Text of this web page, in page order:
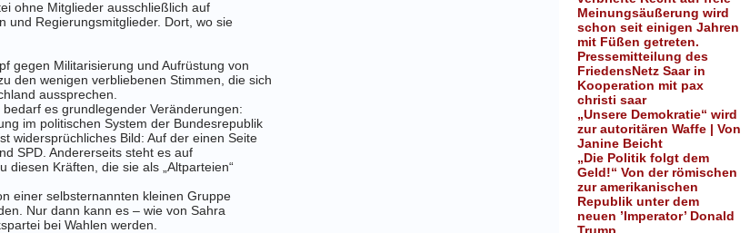
Meinungsäußerung wird
schon seit einigen Jahren
mit Füßen getreten.
Pressemitteilung des
FriedensNetz Saar in
Kooperation mit pax
christi saar
„Unsere Demokratie“ wird
zur autoritären Waffe | Von
Janine Beicht
„Die Politik folgt dem
Geld!“ Von der römischen
zur amerikanischen
Republik unter dem
neuen ’Imperator’ Donald
ohne Mitglieder ausschließlich auf
und Regierungsmitglieder. Dort, wo sie
gegen Militarisierung und Aufrüstung von
den wenigen verbliebenen Stimmen, die sich
aussprechen.
es grundlegender Veränderungen:
im politischen System der Bundesrepublik
widersprüchliches Bild: Auf der einen Seite
SPD. Andererseits steht es auf
diesen Kräften, die sie als „Altparteien“
einer selbsternannten kleinen Gruppe
Nur dann kann es – wie von Sahra
bei Wahlen werden.